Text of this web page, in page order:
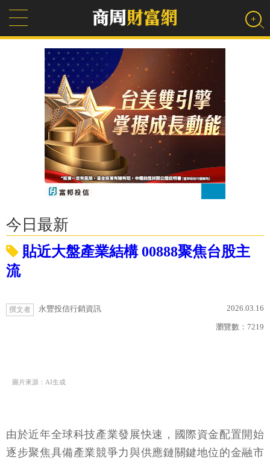
今日最新
貼近大盤產業結構 00888聚焦台股主
流
撰文者 永豐投信行銷資訊 2026.03.16
瀏覽數： 7219
圖片來源：AI生成
由於近年全球科技產業發展快速，國際資金配置開始
逐步聚焦具備產業競爭力與供應鏈關鍵地位的金融市